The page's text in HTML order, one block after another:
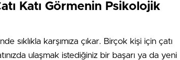
Katı Görmenin Psikolojik
sıklıkla karşımıza çıkar. Birçok kişi için çatı
ulaşmak istediğiniz bir başarı ya da yeni